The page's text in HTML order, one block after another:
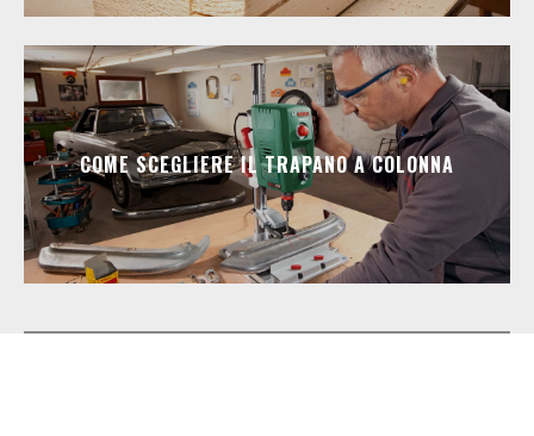
COME SCEGLIERE IL TRAPANO A COLONNA